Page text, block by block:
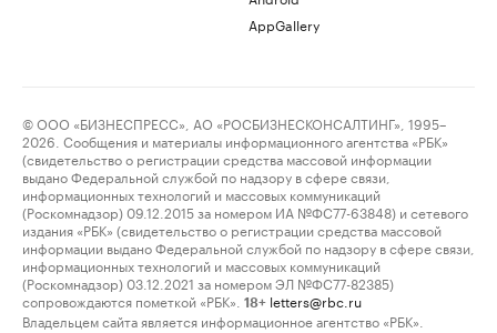
AppGallery
© ООО «БИЗНЕСПРЕСС», АО «РОСБИЗНЕСКОНСАЛТИНГ», 1995–
2026. Сообщения и материалы информационного агентства «РБК»
(свидетельство о регистрации средства массовой информации
выдано Федеральной службой по надзору в сфере связи,
информационных технологий и массовых коммуникаций
(Роскомнадзор) 09.12.2015 за номером ИА №ФС77-63848) и сетевого
издания «РБК» (свидетельство о регистрации средства массовой
информации выдано Федеральной службой по надзору в сфере связи,
информационных технологий и массовых коммуникаций
(Роскомнадзор) 03.12.2021 за номером ЭЛ №ФС77-82385)
сопровождаются пометкой «РБК».
18+ letters@rbc.ru
Владельцем сайта является информационное агентство «РБК».